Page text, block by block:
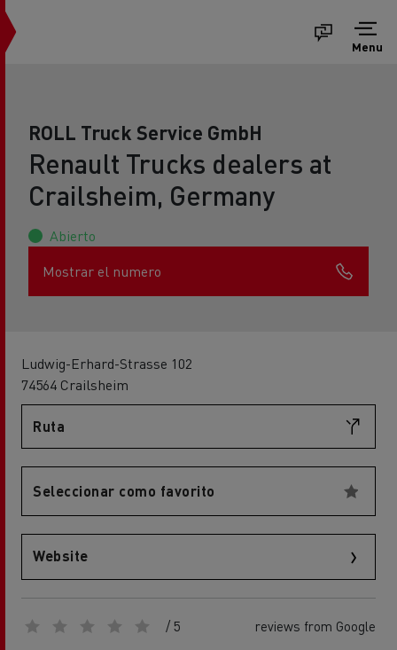
Menu
ROLL Truck Service GmbH
Renault Trucks dealers at
Crailsheim, Germany
Abierto
Mostrar el numero
Ludwig-Erhard-Strasse 102
74564 Crailsheim
Ruta
Seleccionar como favorito
Website
/ 5 reviews from Google